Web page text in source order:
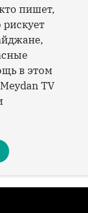
пишет,
в этом
TV